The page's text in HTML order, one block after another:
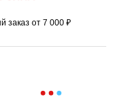
заказ от 7 000 ₽